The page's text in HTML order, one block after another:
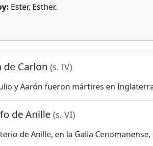
Ester, Esther.
de Carlon (s. IV)
y Aarón fueron mártires en
de Anille (s. VI)
de Anille, en la Galia